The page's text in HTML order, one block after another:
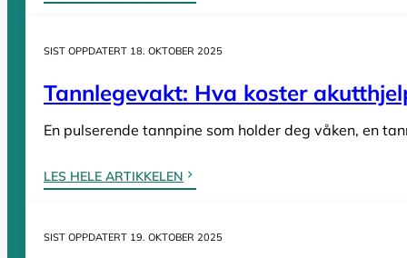
SIST OPPDATERT 18. OKTOBER 2025
Tannlegevakt: Hva koster
En pulserende tannpine som holder deg våken, en
LES HELE ARTIKKELEN
SIST OPPDATERT 19. OKTOBER 2025
Tannleger Nordland
Tannleger Østfold
Tannleger Rogaland